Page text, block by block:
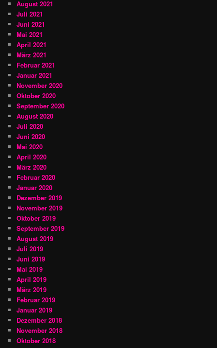
August 2021
Juli 2021
Juni 2021
Mai 2021
April 2021
März 2021
Februar 2021
Januar 2021
November 2020
Oktober 2020
September 2020
August 2020
Juli 2020
Juni 2020
Mai 2020
April 2020
März 2020
Februar 2020
Januar 2020
Dezember 2019
November 2019
Oktober 2019
September 2019
August 2019
Juli 2019
Juni 2019
Mai 2019
April 2019
März 2019
Februar 2019
Januar 2019
Dezember 2018
November 2018
Oktober 2018